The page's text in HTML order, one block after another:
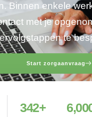
Binnen enkele
met je
te
Start zorgaanvraag
342+